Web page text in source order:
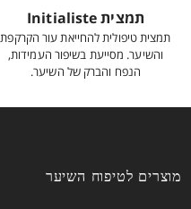
תמצית Initialiste
תמצית טיפולית להחייאת עור הקרקפת
והשיער. מסייעת בשיפור העמידות,
הנפח והברק של השיער.
מוצרים לטיפוח השיער